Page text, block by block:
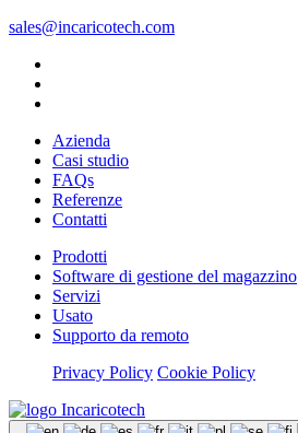
sales@incaricotech.com
Azienda
Casi studio
FAQs
Referenze
Contatti
Prodotti
Software di gestione del magazzino
Servizi
Usato
Supporto da remoto
Privacy Policy Cookie Policy